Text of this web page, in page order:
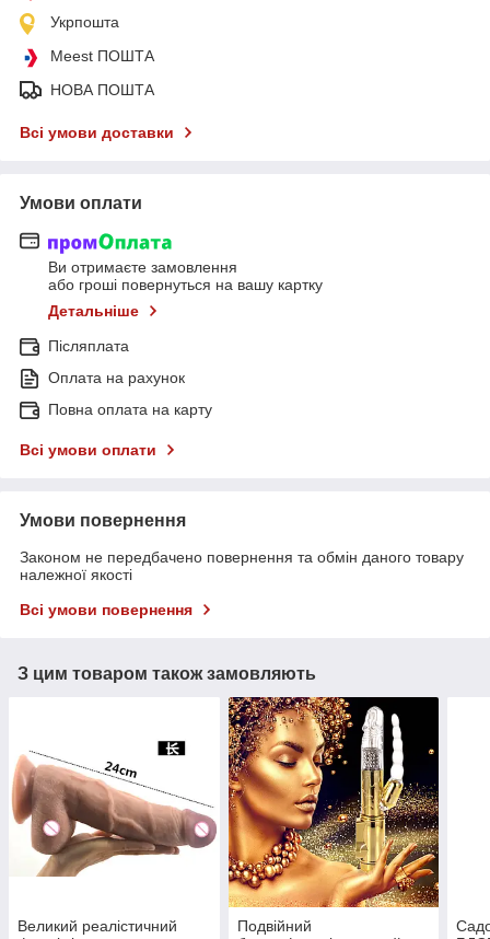
Укрпошта
Meest ПОШТА
НОВА ПОШТА
Всі умови доставки
Умови оплати
Ви отримаєте замовлення
або гроші повернуться на вашу картку
Детальніше
Післяплата
Оплата на рахунок
Повна оплата на карту
Всі умови оплати
Умови повернення
Законом не передбачено повернення та обмін даного товару
належної якості
Всі умови повернення
З цим товаром також замовляють
Великий реалістичний
Подвійний